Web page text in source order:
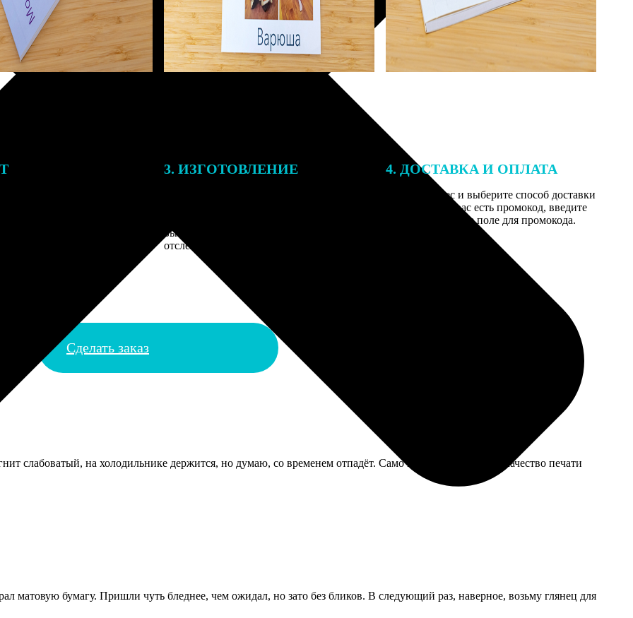
3. ИЗГОТОВЛЕНИЕ
вы получите письмо с трек-номером для
отслеживания.
4. ДОСТАВКА И ОПЛАТА
Введите адрес и выберите способ доставки
заказа. Если у вас есть промокод, введите
его в специальное поле для промокода.
Сделать заказ
слабоватый, на холодильнике держится, но думаю, со временем отпадёт. Само изображение яркое, качество печати
матовую бумагу. Пришли чуть бледнее, чем ожидал, но зато без бликов. В следующий раз, наверное, возьму глянец для